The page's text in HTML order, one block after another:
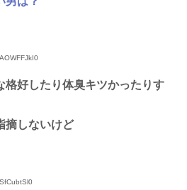
格好したり体臭キツかったりす
摘しないけど